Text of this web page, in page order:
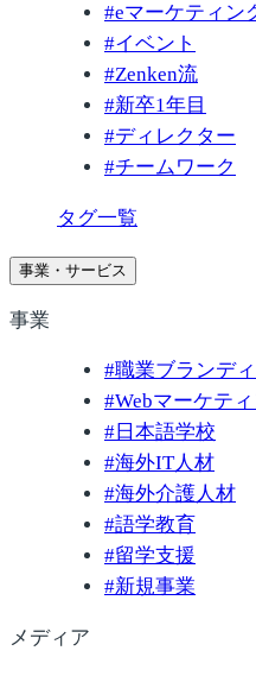
#eマーケティン
#イベント
#Zenken流
#新卒1年目
#ディレクター
#チームワーク
タグ一覧
事業・サービス
事業
#職業ブランデ
#Webマーケテ
# 日本語学校
#海外IT人材
#海外介護人材
#語学教育
#留学支援
#新規事業
メディア